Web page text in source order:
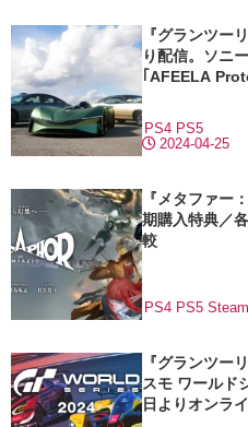
『グランツー
り配信。ソニ
｢AFEELA
2024-04-25
PS4 PS5
『メタファー
期購入特典／
較
PS4 PS5 Steam
『グランツー
スモ ワールド
日よりオンラ